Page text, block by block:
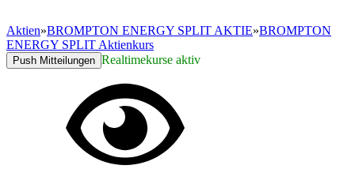
Aktien»BROMPTON ENERGY SPLIT AKTIE»BROMPTON
ENERGY SPLIT Aktienkurs
Push Mitteilungen Realtimekurse aktiv